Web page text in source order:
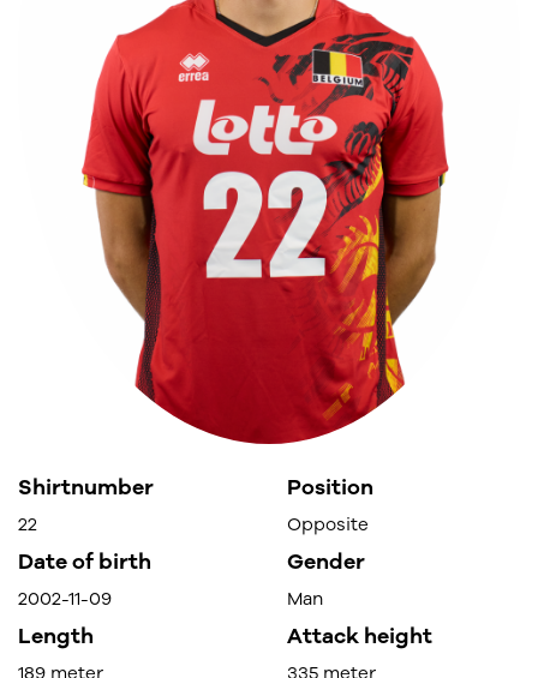
Shirtnumber
22
Position
Opposite
Date of birth
2002-11-09
Gender
Man
Length
189 meter
Attack height
335 meter